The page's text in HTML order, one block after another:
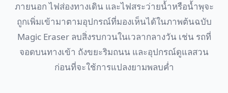
ภายนอก ไฟส่องทางเดิน และไฟสระว่ายน้ำหรือน้ำพุจะ
ถูกเพิ่มเข้ามาตามอุปกรณ์ที่มองเห็นได้ในภาพต้นฉบับ
Magic Eraser ลบสิ่งรบกวนในเวลากลางวัน เช่น รถที่
จอดบนทางเข้า ถังขยะริมถนน และอุปกรณ์ดูแลสวน
ก่อนที่จะใช้การแปลงยามพลบค่ำ